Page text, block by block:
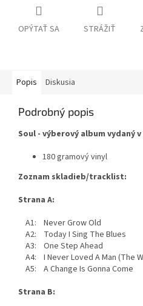
OPÝTAŤ SA STRÁŽIŤ
Popis Diskusia
Podrobný popis
Soul - výberový album vydaný v
180 gramový vinyl
Zoznam skladieb/tracklist:
Strana A:
A1: Never Grow Old
A2: Today I Sing The Blues
A3: One Step Ahead
A4: I Never Loved A Man (The
A5: A Change Is Gonna Come
Strana B: